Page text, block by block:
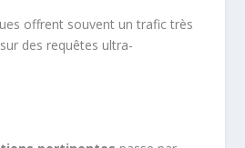
offrent souvent un trafic très
des requêtes ultra-